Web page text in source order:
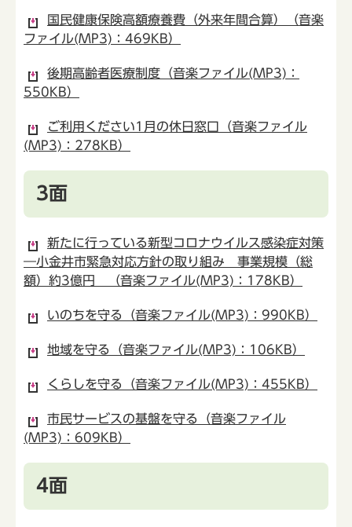
国民健康保険高額療養費（外来年間合算）（音楽
ファイル(MP3)：469KB）
後期高齢者医療制度（音楽ファイル(MP3)：
550KB）
ご利用ください1月の休日窓口（音楽ファイル
(MP3)：278KB）
3面
新たに行っている新型コロナウイルス感染症対策
―小金井市緊急対応方針の取り組み 事業規模（総
額）約3億円 （音楽ファイル(MP3)：178KB）
いのちを守る（音楽ファイル(MP3)：990KB）
地域を守る（音楽ファイル(MP3)：106KB）
くらしを守る（音楽ファイル(MP3)：455KB）
市民サービスの基盤を守る（音楽ファイル
(MP3)：609KB）
4面